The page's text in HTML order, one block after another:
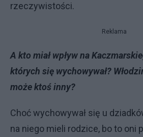
rzeczywistości.
Reklama
A kto miał wpływ na
których się wychowywał?
może ktoś inny?
Choć wychowywał się u
na niego mieli rodzice, bo to oni